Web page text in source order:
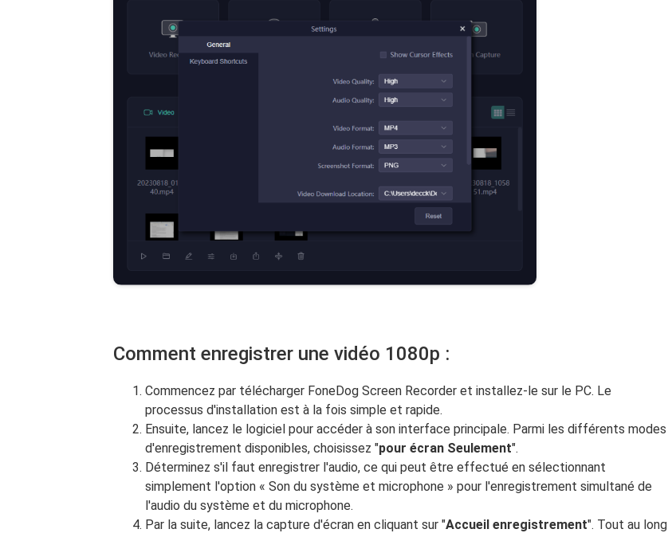
Comment enregistrer une vidéo 1080p :
Commencez par télécharger FoneDog Screen Recorder et installez-le sur le PC. Le
processus d'installation est à la fois simple et rapide.
Ensuite, lancez le logiciel pour accéder à son interface principale. Parmi les différents modes
d'enregistrement disponibles, choisissez "pour écran Seulement".
Déterminez s'il faut enregistrer l'audio, ce qui peut être effectué en sélectionnant
simplement l'option « Son du système et microphone » pour l'enregistrement simultané de
l'audio du système et du microphone.
Par la suite, lancez la capture d'écran en cliquant sur "Accueil enregistrement". Tout au long